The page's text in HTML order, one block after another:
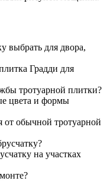
выбрать для двора,
Градди для
тротуарной плитки?
цвета и формы
от обычной тротуарной
на участках